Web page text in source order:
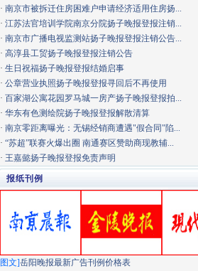
· 南京市被拆迁住房困难户申请经济适用住房扬...
· 江苏法官培训学院南京分院扬子晚报登报注销...
· 南京市广播电视监测站扬子晚报登报注销公告...
· 高淳县工贸扬子晚报登报注销公告
· 生日祝福扬子晚报登报结婚启事
· 公章营业执照扬子晚报登报寻回后不再使用
· 百家湖公寓花园罗马城一房产扬子晚报登报拍...
· 华东有色测绘院扬子晚报登报解散清算
· 南京零距离曝光：无锡经销商遭遇"假合同"陷...
· “苏超”联赛火爆出圈 南通赛区赞助商现教辅...
· 王嘉懿扬子晚报登报免责声明
报纸刊例
图文]岳阳晚报最新广告刊例价格表